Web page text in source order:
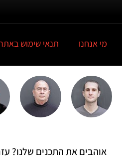
מי אנחנו תנאי שימוש
אוהבים את התכנים שלנו?